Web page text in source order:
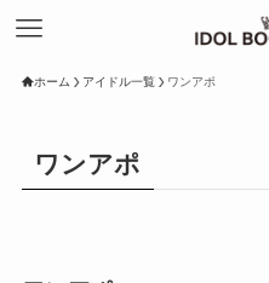
ホーム アイドル一覧 ワンアポ
ワンアポ